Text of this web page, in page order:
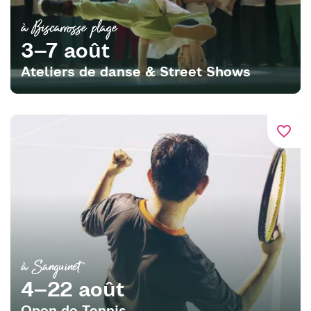
à Biscarrosse plage
3–7 août
Ateliers de danse & Street Shows
favorite_border
à Sanguinet
4–22 août